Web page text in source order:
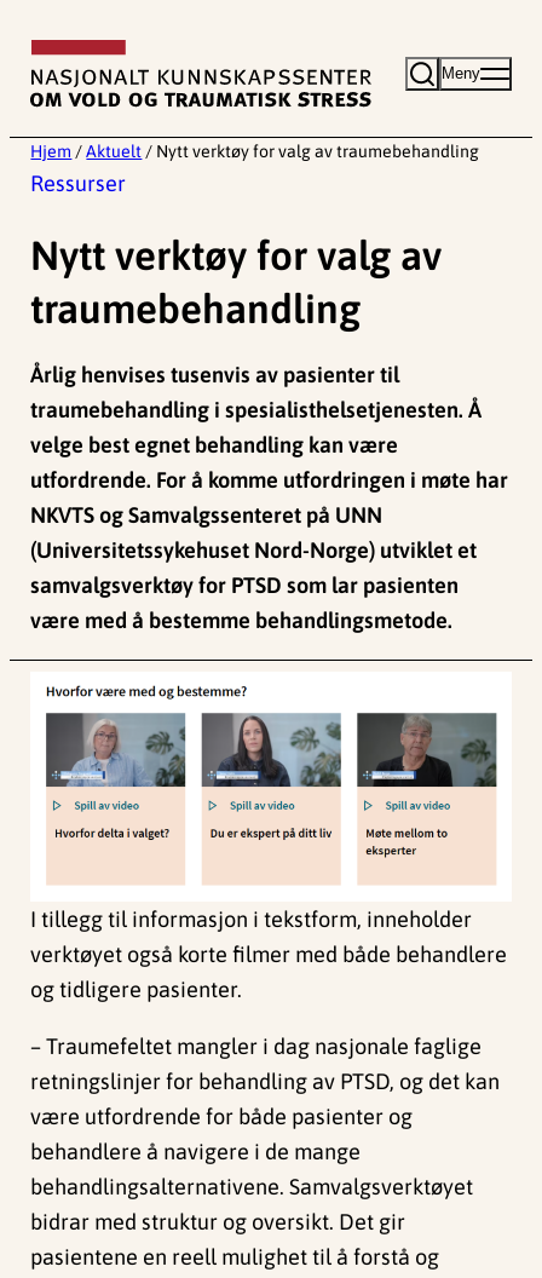
innhold
Meny
Hjem / Aktuelt / Nytt verktøy for valg av traumebehandling
Ressurser
Nytt verktøy for valg av
traumebehandling
Årlig henvises tusenvis av pasienter til
traumebehandling i spesialisthelsetjenesten. Å
velge best egnet behandling kan være
utfordrende. For å komme utfordringen i møte har
NKVTS og Samvalgssenteret på UNN
(Universitetssykehuset Nord-Norge) utviklet et
samvalgsverktøy for PTSD som lar pasienten
være med å bestemme behandlingsmetode.
I tillegg til informasjon i tekstform, inneholder
verktøyet også korte filmer med både behandlere
og tidligere pasienter.
– Traumefeltet mangler i dag nasjonale faglige
retningslinjer for behandling av PTSD, og det kan
være utfordrende for både pasienter og
behandlere å navigere i de mange
behandlingsalternativene. Samvalgsverktøyet
bidrar med struktur og oversikt. Det gir
pasientene en reell mulighet til å forstå og